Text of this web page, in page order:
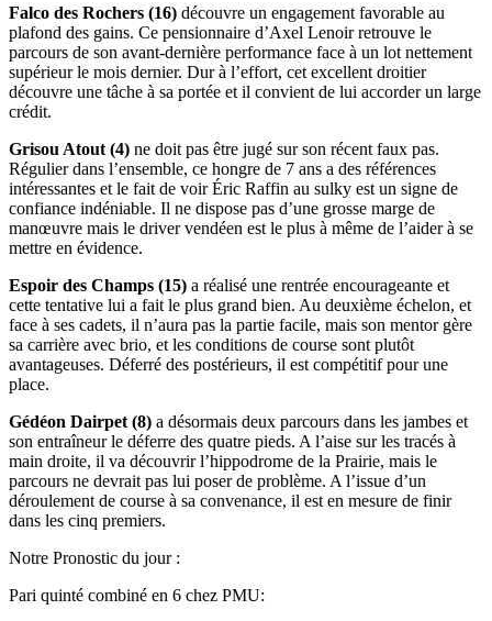
Falco des Rochers (16) découvre un engagement favorable au
plafond des gains. Ce pensionnaire d’Axel Lenoir retrouve le
parcours de son avant-dernière performance face à un lot nettement
supérieur le mois dernier. Dur à l’effort, cet excellent droitier
découvre une tâche à sa portée et il convient de lui accorder un large
crédit.
Grisou Atout (4) ne doit pas être jugé sur son récent faux pas.
Régulier dans l’ensemble, ce hongre de 7 ans a des références
intéressantes et le fait de voir Éric Raffin au sulky est un signe de
confiance indéniable. Il ne dispose pas d’une grosse marge de
manœuvre mais le driver vendéen est le plus à même de l’aider à se
mettre en évidence.
Espoir des Champs (15) a réalisé une rentrée encourageante et
cette tentative lui a fait le plus grand bien. Au deuxième échelon, et
face à ses cadets, il n’aura pas la partie facile, mais son mentor gère
sa carrière avec brio, et les conditions de course sont plutôt
avantageuses. Déferré des postérieurs, il est compétitif pour une
place.
Gédéon Dairpet (8) a désormais deux parcours dans les jambes et
son entraîneur le déferre des quatre pieds. A l’aise sur les tracés à
main droite, il va découvrir l’hippodrome de la Prairie, mais le
parcours ne devrait pas lui poser de problème. A l’issue d’un
déroulement de course à sa convenance, il est en mesure de finir
dans les cinq premiers.
Notre Pronostic du jour :
Pari quinté combiné en 6 chez PMU: